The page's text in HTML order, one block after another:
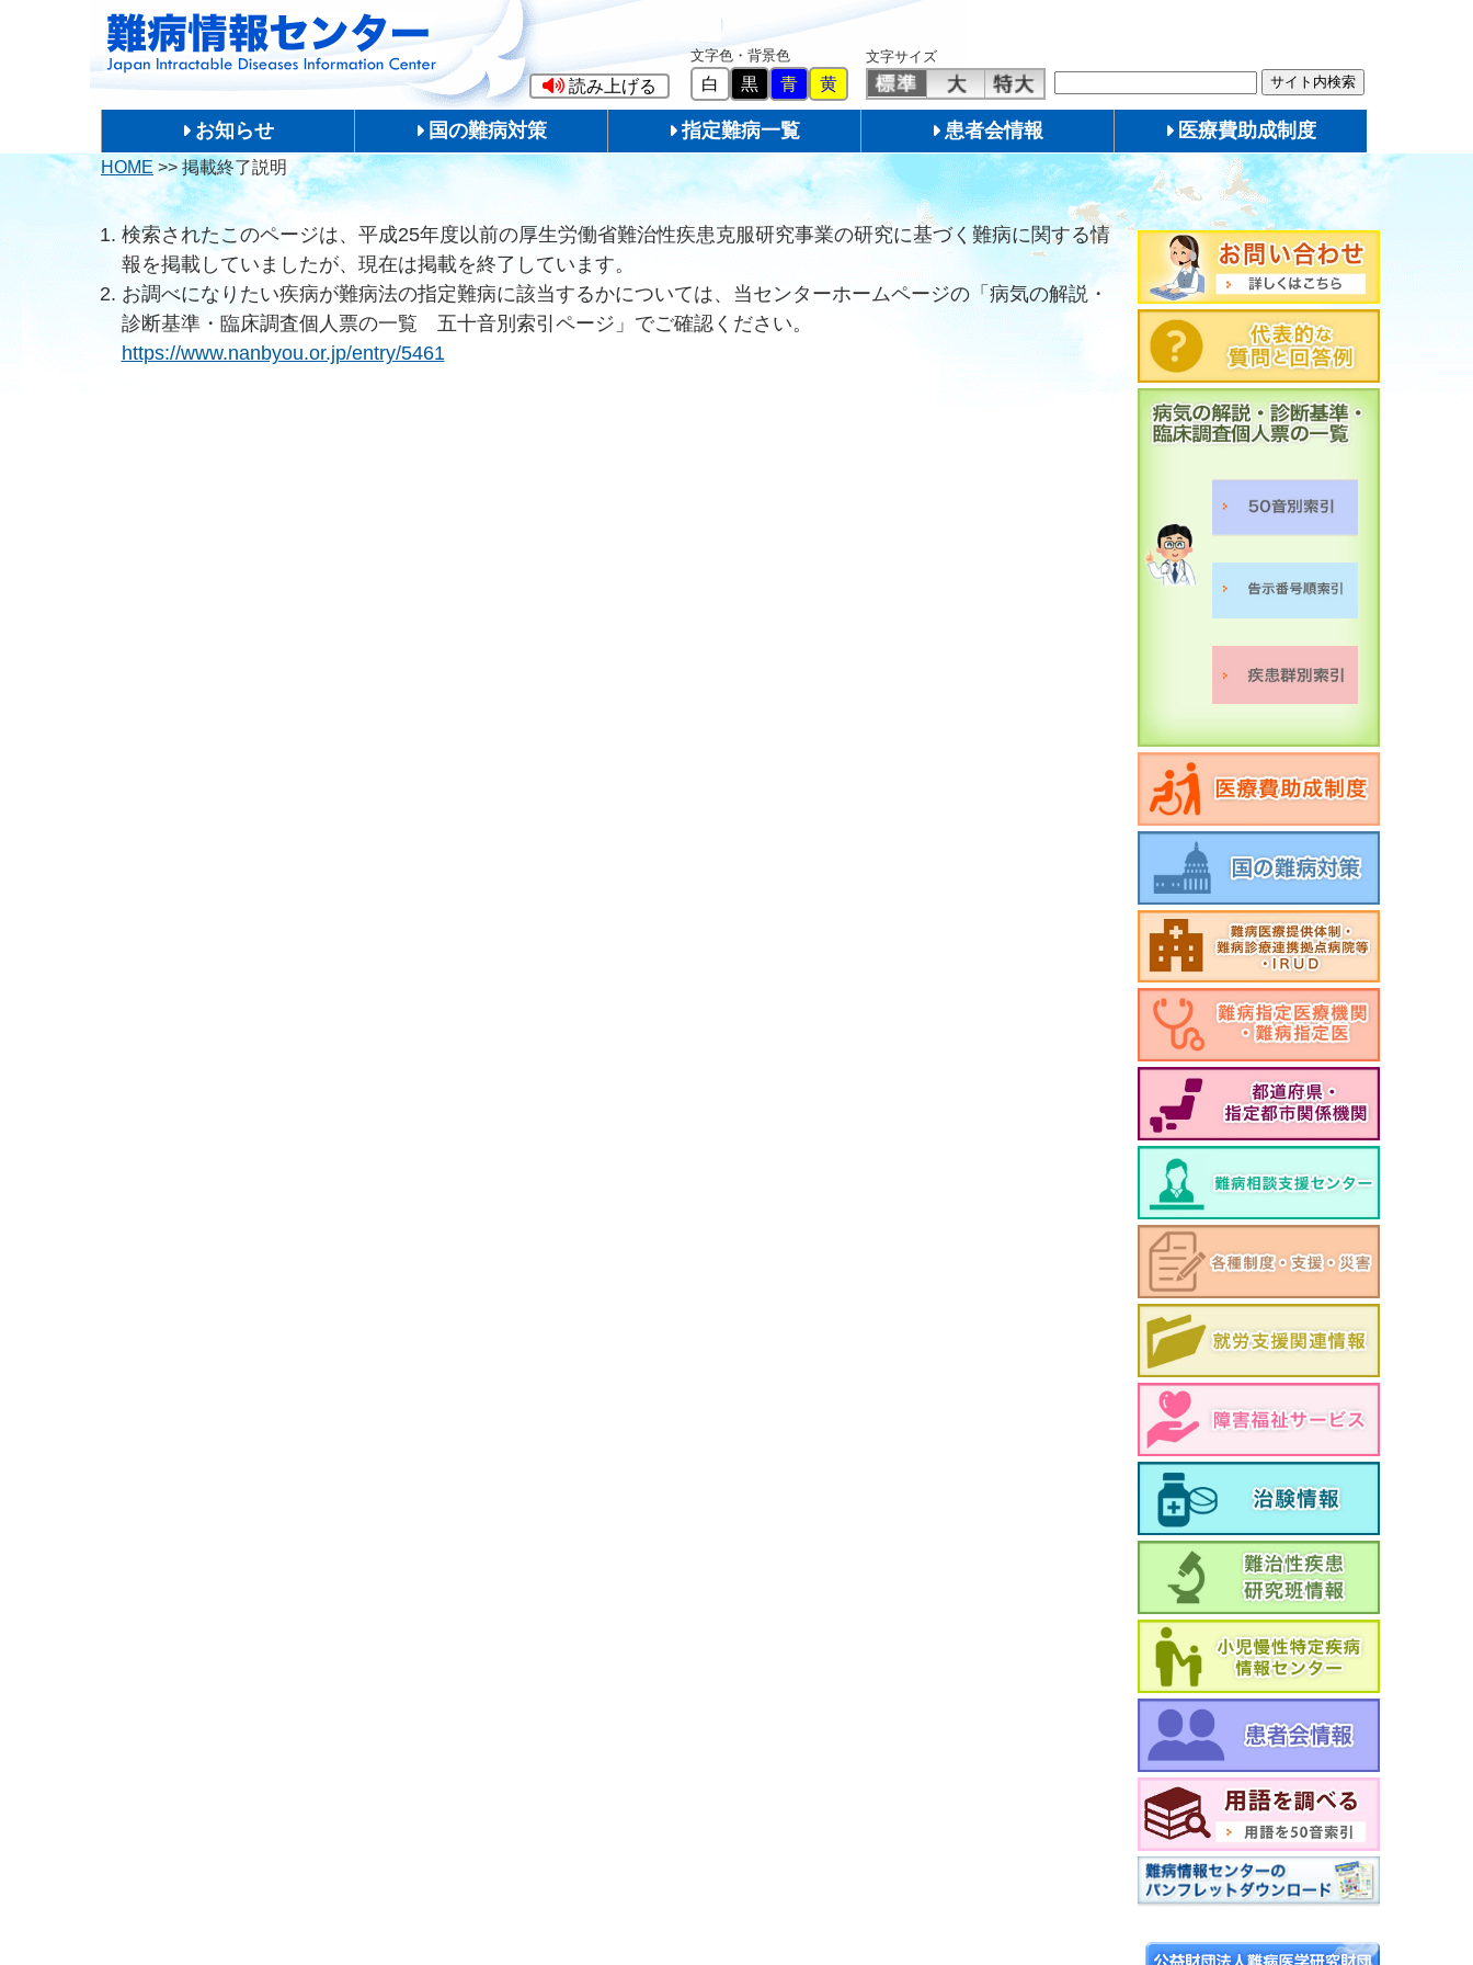
文字サイズ
文字色・背景色
白 黒 青 黄
読み上げる
お知らせ 国の難病対策 指定難病一覧 患者会情報 医療費助成制度
HOME>>掲載終了説明
検索されたこのページは、平成25年度以前の厚生労働省難治性疾患克服研究事業の研究に基づく難病に関する情
報を掲載していましたが、現在は掲載を終了しています。
お調べになりたい疾病が難病法の指定難病に該当するかについては、当センターホームページの「病気の解説・
診断基準・臨床調査個人票の一覧 五十音別索引ページ」でご確認ください。
https://www.nanbyou.or.jp/entry/5461